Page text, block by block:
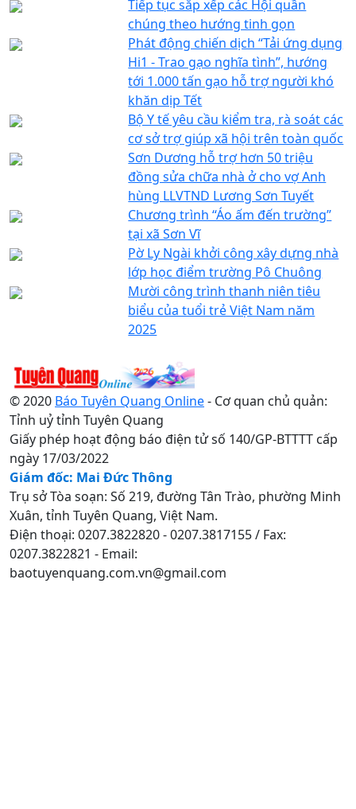
Tiếp tục sắp xếp các Hội quần
chúng theo hướng tinh gọn
Phát động chiến dịch “Tải ứng dụng
Hi1 - Trao gạo nghĩa tình”, hướng
tới 1.000 tấn gạo hỗ trợ người khó
khăn dịp Tết
Bộ Y tế yêu cầu kiểm tra, rà soát các
cơ sở trợ giúp xã hội trên toàn quốc
Sơn Dương hỗ trợ hơn 50 triệu
đồng sửa chữa nhà ở cho vợ Anh
hùng LLVTND Lương Sơn Tuyết
Chương trình “Áo ấm đến trường”
tại xã Sơn Vĩ
Pờ Ly Ngài khởi công xây dựng nhà
lớp học điểm trường Pô Chuông
Mười công trình thanh niên tiêu
biểu của tuổi trẻ Việt Nam năm
2025
© 2020 Báo Tuyên Quang Online- Cơ quan chủ quản:
Tỉnh uỷ tỉnh Tuyên Quang
Giấy phép hoạt động báo điện tử số 140/GP-BTTTT cấp
ngày 17/03/2022
Giám đốc: Mai Đức Thông
Trụ sở Tòa soạn: Số 219, đường Tân Trào, phường Minh
Xuân, tỉnh Tuyên Quang, Việt Nam.
Điện thoại: 0207.3822820 - 0207.3817155 / Fax:
0207.3822821 - Email:
baotuyenquang.com.vn@gmail.com